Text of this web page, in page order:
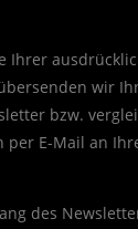
Ihrer
wir
bzw.
per E-Mail an
des